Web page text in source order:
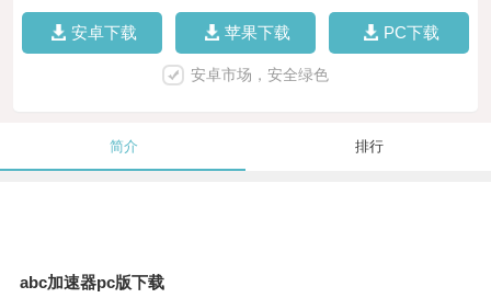
安卓下载 苹果下载 PC下载
安卓市场，安全绿色
简介 排行
abc加速器pc版下载